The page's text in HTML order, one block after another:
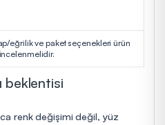
eğrilik ve paket seçenekleri ürün
beklentisi
renk değişimi değil, yüz